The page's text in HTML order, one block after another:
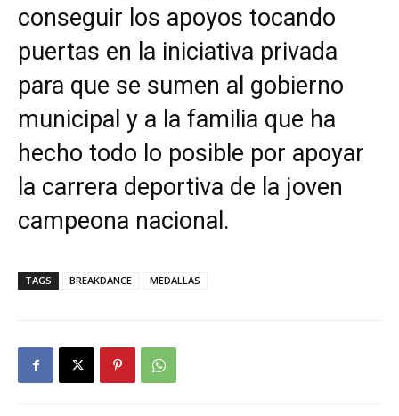
conseguir los apoyos tocando
puertas en la iniciativa privada
para que se sumen al gobierno
municipal y a la familia que ha
hecho todo lo posible por apoyar
la carrera deportiva de la joven
campeona nacional.
TAGS BREAKDANCE MEDALLAS